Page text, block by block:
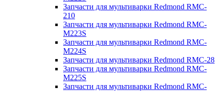
Запчасти для мультиварки Redmond RMC-
210
Запчасти для мультиварки Redmond RMC-
M223S
Запчасти для мультиварки Redmond RMC-
M224S
Запчасти для мультиварки Redmond RMC-28
Запчасти для мультиварки Redmond RMC-
M225S
Запчасти для мультиварки Redmond RMC-